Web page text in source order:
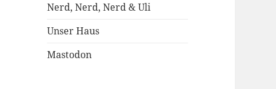
Nerd, Nerd, Nerd & Uli
Unser Haus
Mastodon